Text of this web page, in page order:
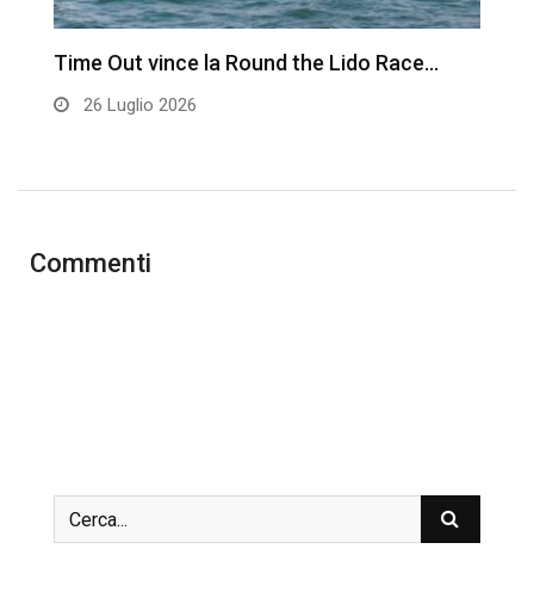
Time Out vince la Round the Lido Race…
26 Luglio 2026
Commenti